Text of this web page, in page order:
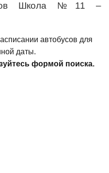
Школа №11 –
автобусов для
даты.
формой поиска.